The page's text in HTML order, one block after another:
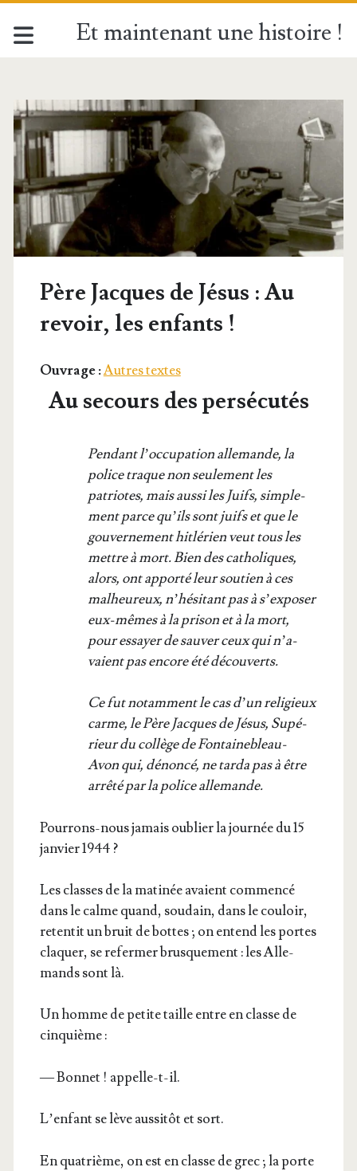
Et maintenant une histoire !
Père Jacques de Jésus : Au
revoir, les enfants !
Ouvrage :Autres textes
Au secours des persécutés
Pen­dant l’oc­cu­pa­tion alle­mande, la
police traque non seule­ment les
patriotes, mais aus­si les Juifs, sim­ple­
ment parce qu’ils sont juifs et que le
gou­ver­ne­ment hit­lé­rien veut tous les
mettre à mort. Bien des catho­liques,
alors, ont appor­té leur sou­tien à ces
mal­heu­reux, n’hé­si­tant pas à s’ex­po­ser
eux-mêmes à la pri­son et à la mort,
pour essayer de sau­ver ceux qui n’a­
vaient pas encore été découverts.
Ce fut notam­ment le cas d’un reli­gieux
carme, le Père Jacques de Jésus, Supé­
rieur du col­lège de Fon­tai­ne­bleau-
Avon qui, dénon­cé, ne tar­da pas à être
arrê­té par la police allemande.
Pour­rons-nous jamais oublier la jour­née du 15
jan­vier 1944 ?
Les classes de la mati­née avaient com­men­cé
dans le calme quand, sou­dain, dans le cou­loir,
reten­tit un bruit de bottes ; on entend les portes
cla­quer, se refer­mer brus­que­ment : les Alle­
mands sont là.
Un homme de petite taille entre en classe de
cinquième :
— Bon­net ! appelle-t-il.
L’en­fant se lève aus­si­tôt et sort.
En qua­trième, on est en classe de grec ; la porte